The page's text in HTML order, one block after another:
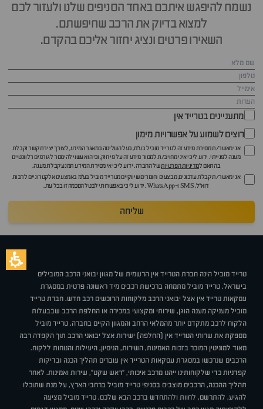
נשמח להיפגש איתכם באחד הסניפים שלנו ולעזור לכם
למצוא בדיוק את הרכב שחיפשתם.
השאירו פרטים ונציג יחזור אליכם בהקדם.
מתעניינים בטרייד אין
רוצים לשמוע על אפשרויות מימון
אני מאשר/ת מסירת מידע זה לטרייד מוביל בע"מ, בעל השליטה במאגר המידע, לצורך יצירת קשר וקבלת
מענה לפנייתי. ידוע לי כי איני מחויב/ת למסור מידע זה על פי חוק, וכי הוא עשוי להימסר לגורמים רלוונטיים
בהתאם למדיניות הפרטיותשל החברה. ידוע לי כי אי מסירת המידע תמנע קבלת מענה.
אני מאשר/ת קבלת עדכונים, מבצעים וחומרים שיווקיים מטרייד מוביל בע"מ באמצעים אלקטרוניים לרבות
דוא״ל, SMS ו-WhatsApp. ידוע לי כי באפשרותי לבטל הסכמה זו בכל עת.
שליחה
טרייד מוביל הינה חברת הטרייד אין הרשמית של מגוון יבואני הרכב המובילים
בישראל. טרייד מוביל מתמחה ברכישת רכבים מיד ראשונה פרטית במסגרת
עסקאות טרייד אין אצל יבואני הרכב מלקוחות הרוכשים רכב חדש. חברת טרייד
מוביל מעניקה מענה הוגן, שירותי ומקצועי במכירה או החלפת הרכב שבבעלות
הלקוח לרכב מתקדם יותר מהמלאי הרחב והמגוון הקיים בחברה. טרייד מוביל
מספקת את שרותי הטרייד אין (החלפה) ישירות אצל יבואני הרכב תוך הקפדה רבה
מאוד למוניטין המוכר בזכות האמינות, השירות, הניסיון, היעילות והנוחות ללקוח.
הרכבים שנרכשו במסגרת עסקאות הטרייד אין עוברים תהליך הכנה ובדיקות
קפדניות כדי שלקוחותינו ייהנו מרכב איכותי, "ראש שקט", שירות ואמינות. לאחר
תהליך ההכנה, הרכבים מוצבים בסניפי טרייד מוביל ברחבי הארץ, על מנת שתוכלו
להגיע, להתרשם, לחוות ולהתחדש ברכב הבא שלכם. טרייד מוביל מציעה